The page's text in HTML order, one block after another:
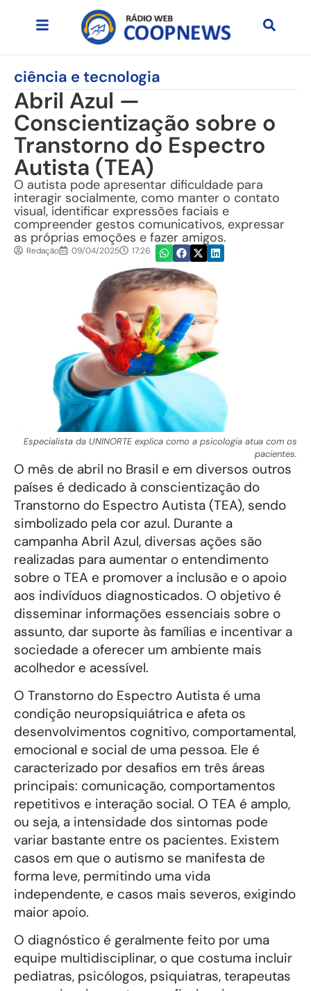
ciência e tecnologia
Abril Azul —
Conscientização sobre o
Transtorno do Espectro
Autista (TEA)
O autista pode apresentar dificuldade para
interagir socialmente, como manter o contato
visual, identificar expressões faciais e
compreender gestos comunicativos, expressar
as próprias emoções e fazer amigos.
Redação 09/04/2025 17:26
Especialista da UNINORTE explica como a psicologia atua com os
pacientes.
O mês de abril no Brasil e em diversos outros
países é dedicado à conscientização do
Transtorno do Espectro Autista (TEA), sendo
simbolizado pela cor azul. Durante a
campanha Abril Azul, diversas ações são
realizadas para aumentar o entendimento
sobre o TEA e promover a inclusão e o apoio
aos indivíduos diagnosticados. O objetivo é
disseminar informações essenciais sobre o
assunto, dar suporte às famílias e incentivar a
sociedade a oferecer um ambiente mais
acolhedor e acessível.
O Transtorno do Espectro Autista é uma
condição neuropsiquiátrica e afeta os
desenvolvimentos cognitivo, comportamental,
emocional e social de uma pessoa. Ele é
caracterizado por desafios em três áreas
principais: comunicação, comportamentos
repetitivos e interação social. O TEA é amplo,
ou seja, a intensidade dos sintomas pode
variar bastante entre os pacientes. Existem
casos em que o autismo se manifesta de
forma leve, permitindo uma vida
independente, e casos mais severos, exigindo
maior apoio.
O diagnóstico é geralmente feito por uma
equipe multidisciplinar, o que costuma incluir
pediatras, psicólogos, psiquiatras, terapeutas